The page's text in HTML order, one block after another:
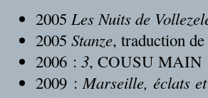
2005 Les Nuits de
2005 Stanze, traduction
2006 : 3, COUSU MAIN
2009 :Marseille, éclats